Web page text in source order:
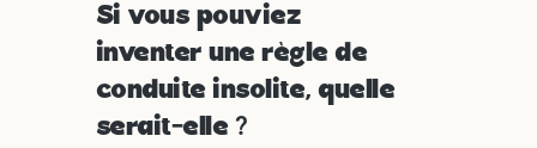
Si vous pouviez
inventer une règle de
conduite insolite, quelle
serait-elle ?